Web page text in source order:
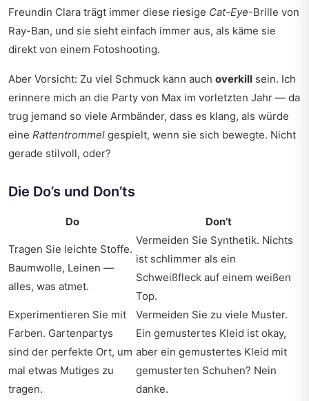
Freundin Clara trägt immer diese riesige Cat-Eye-Brille von
Ray-Ban, und sie sieht einfach immer aus, als käme sie
direkt von einem Fotoshooting.
Aber Vorsicht: Zu viel Schmuck kann auch overkill sein. Ich
erinnere mich an die Party von Max im vorletzten Jahr — da
trug jemand so viele Armbänder, dass es klang, als würde
eine Rattentrommel gespielt, wenn sie sich bewegte. Nicht
gerade stilvoll, oder?
Die Do’s und Don’ts
Do Don’t
Tragen Sie leichte Stoffe.
Baumwolle, Leinen —
alles, was atmet.
Vermeiden Sie Synthetik. Nichts
ist schlimmer als ein
Schweißfleck auf einem weißen
Top.
Experimentieren Sie mit
Farben. Gartenpartys
sind der perfekte Ort, um
mal etwas Mutiges zu
tragen.
Vermeiden Sie zu viele Muster.
Ein gemustertes Kleid ist okay,
aber ein gemustertes Kleid mit
gemusterten Schuhen? Nein
danke.